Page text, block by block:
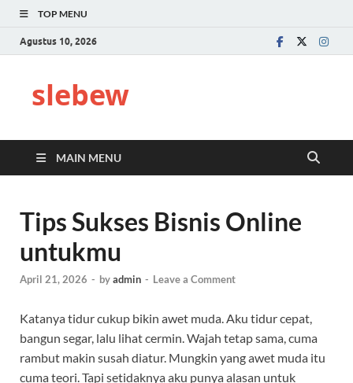
TOP MENU
Agustus 10, 2026
slebew
MAIN MENU
Tips Sukses Bisnis Online
untukmu
April 21, 2026 - byadmin - Leave a Comment
Katanya tidur cukup bikin awet muda. Aku tidur cepat,
bangun segar, lalu lihat cermin. Wajah tetap sama, cuma
rambut makin susah diatur. Mungkin yang awet muda itu
cuma teori. Tapi setidaknya aku punya alasan untuk